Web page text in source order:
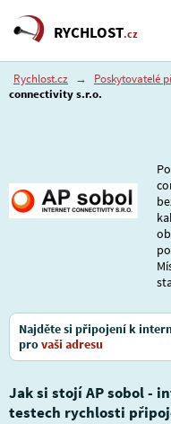
RYCHLOST.cz
Rychlost.cz → Poskytovatelé
connectivity s.r.o.
Najděte si připojení k
provaši adresu
Jak si stojí AP sobol -
testech rychlosti